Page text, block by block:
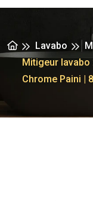
Lavabo
Mitigeur
Chrome Paini |